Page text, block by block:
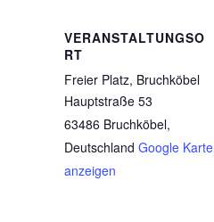
VERANSTALTUNGSO
RT
Freier Platz, Bruchköbel
Hauptstraße 53
63486 Bruchköbel,
Deutschland Google Karte
anzeigen